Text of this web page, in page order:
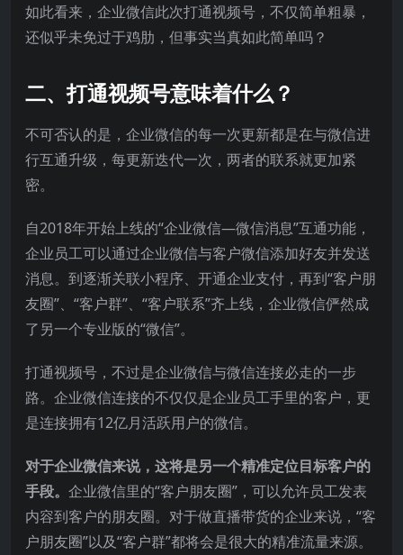
如此看来，企业微信此次打通视频号，不仅简单粗暴，
还似乎未免过于鸡肋，但事实当真如此简单吗？
二、打通视频号意味着什么？
不可否认的是，企业微信的每一次更新都是在与微信进
行互通升级，每更新迭代一次，两者的联系就更加紧
密。
自2018年开始上线的“企业微信—微信消息”互通功能，
企业员工可以通过企业微信与客户微信添加好友并发送
消息。到逐渐关联小程序、开通企业支付，再到“客户朋
友圈”、“客户群”、“客户联系”齐上线，企业微信俨然成
了另一个专业版的“微信”。
打通视频号，不过是企业微信与微信连接必走的一步
路。企业微信连接的不仅仅是企业员工手里的客户，更
是连接拥有12亿月活跃用户的微信。
对于企业微信来说，这将是另一个精准定位目标客户的
手段。 企业微信里的“客户朋友圈”，可以允许员工发表
内容到客户的朋友圈。对于做直播带货的企业来说，“客
户朋友圈”以及“客户群”都将会是很大的精准流量来源。